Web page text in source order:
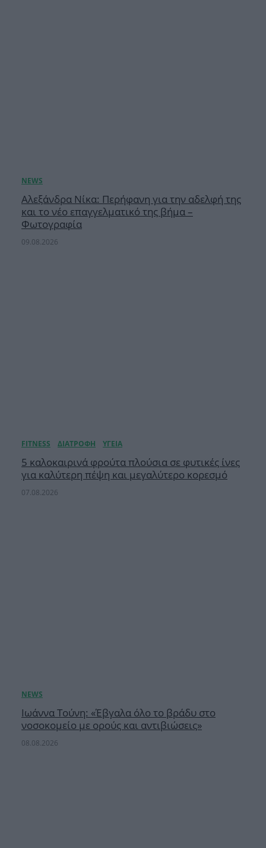
Αλεξάνδρα Νίκα: Περήφανη για την αδελφή της
και το νέο επαγγελματικό της βήμα –
Φωτογραφία
09.08.2026
5 καλοκαιρινά φρούτα πλούσια σε φυτικές ίνες
για καλύτερη πέψη και μεγαλύτερο κορεσμό
07.08.2026
Ιωάννα Τούνη: «Έβγαλα όλο το βράδυ στο
νοσοκομείο με ορούς και αντιβιώσεις»
08.08.2026